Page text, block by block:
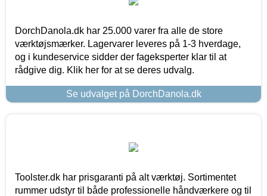
DorchDanola.dk har 25.000 varer fra alle de store
værktøjsmærker. Lagervarer leveres på 1-3 hverdage,
og i kundeservice sidder der fageksperter klar til at
rådgive dig. Klik her for at se deres udvalg.
Se udvalget på DorchDanola.dk
Toolster.dk har prisgaranti på alt værktøj. Sortimentet
rummer udstyr til både professionelle håndværkere og til